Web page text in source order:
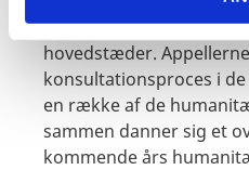
foregår i Genève og
hovedstæder.
konsultationsproces i
en række af de
sammen danner sig et
kommende års